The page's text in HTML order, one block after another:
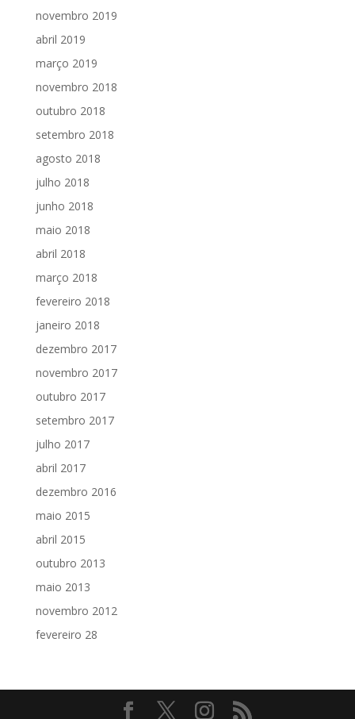
novembro 2019
abril 2019
março 2019
novembro 2018
outubro 2018
setembro 2018
agosto 2018
julho 2018
junho 2018
maio 2018
abril 2018
março 2018
fevereiro 2018
janeiro 2018
dezembro 2017
novembro 2017
outubro 2017
setembro 2017
julho 2017
abril 2017
dezembro 2016
maio 2015
abril 2015
outubro 2013
maio 2013
novembro 2012
fevereiro 28